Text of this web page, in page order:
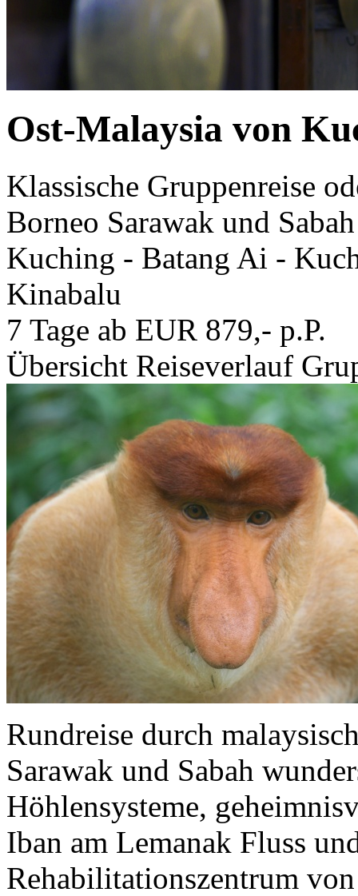
Ost-Malaysia von
Klassische Gruppenreise
Borneo Sarawak und Sabah
Kuching - Batang Ai -
Kinabalu
7 Tage ab EUR 879,- p.P.
Übersicht Reiseverlauf
Rundreise durch
Sarawak und Sabah
Höhlensysteme,
Iban am Lemanak Fluss
Rehabilitationszentrum